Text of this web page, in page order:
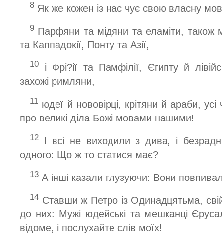
8 Як же кожен із нас чує свою власну
9 Парфяни та мідяни та еламіти, також
та Каппадокії, Понту та Азії,
10 і Фрі?ії та Памфілії, Єгипту й
захожі римляни,
11 юдеї й нововірці, крітяни й араби,
про великі діла Божі мовами нашими!
12 І всі не виходили з дива, і
одного: Що ж то статися має?
13 А інші казали глузуючи: Вони
14 Ставши ж Петро із Одинадцятьма,
до них: Мужі юдейські та мешканці
відоме, і послухайте слів моїх!